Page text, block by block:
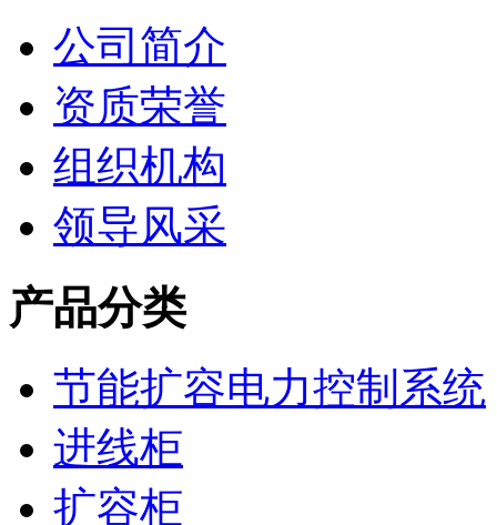
公司简介
资质荣誉
组织机构
领导风采
产品分类
节能扩容电力控制系统
进线柜
扩容柜